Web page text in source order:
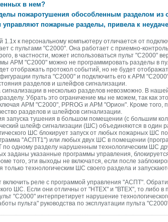
в нем?
пожаротушения обособленным разделом из
пожарные разделы, привела к
1.1x к персональному компьютеру отличается от
с пультами "С2000". Она работает с приемно-
в частности, может использоваться пульт "С2000"
АРМ "С2000" можно не программировать разделы в
отображать протокол событий, но не будет
пульта "С2000" и подключить его к АРМ
разделов и шлейфов сигнализации.
в несколько разделов невозможно. В
Убрать это ограничение мы не можем, так как
АРМ "С2000", PPROG и АРМ "Орион". Кроме того,
разделов и шлейфов сигнализации.
запуска тушения в большом помещении (с большим
шлейф сигнализации (ШС) объединяются в
ШС блокирует запуск от любых пожарных ШС
"АСПТ1") или любых двух ШС в помещении
одному разделу нарушенным технологическим ШС
заданы указанные программы управления,
того, эти выходы не включатся, если после
технологическим ШС своего раздела и
включить реле с программой управления "АСПТ".
ШС. Если они отличны от "НТЕХ" и "ВТЕХ", то
"С2000" интерпретирует нарушение
пульта" руководства по эксплуатации пульта